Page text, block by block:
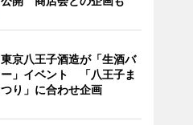
東京八王子酒造が「生酒バ
ー」イベント 「八王子ま
つり」に合わせ企画